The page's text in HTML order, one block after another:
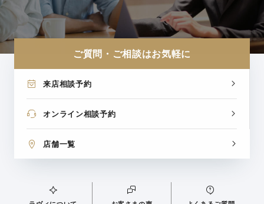
ご質問・ご相談はお気軽に
来店相談予約
オンライン相談予約
店舗一覧